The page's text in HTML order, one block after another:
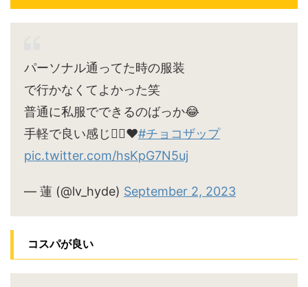
パーソナル通ってた時の服装
で行かなくてよかった笑
普通に私服でできるのばっか😂
手軽で良い感じ🙆‍♀️♥#チョコザップ
pic.twitter.com/hsKpG7N5uj
— 蓮 (@lv_hyde) September 2, 2023
コスパが良い